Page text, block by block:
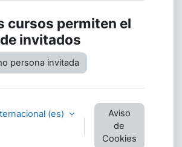
cursos permiten el
invitados
persona invitada
‎(es)‎
Aviso
de
Cookies